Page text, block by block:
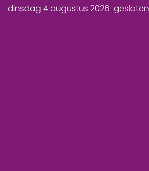
dinsdag 4 augustus 2026 gesloten